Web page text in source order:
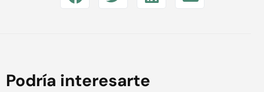
Podría interesarte